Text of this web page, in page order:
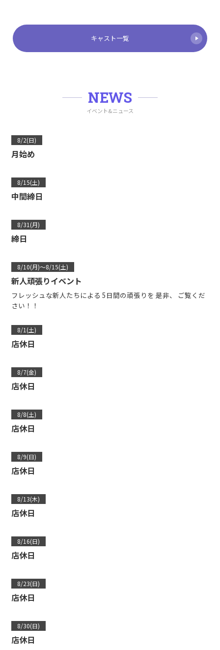
キャスト一覧
NEWS
イベント&ニュース
8/2(日)
月始め
8/15(土)
中間締日
8/31(月)
締日
8/10(月)～8/15(土)
新人頑張りイベント
フレッシュな新人たちによる 5日間の頑張りを 是非、 ご覧くだ
さい！！
8/1(土)
店休日
8/7(金)
店休日
8/8(土)
店休日
8/9(日)
店休日
8/13(木)
店休日
8/16(日)
店休日
8/23(日)
店休日
8/30(日)
店休日